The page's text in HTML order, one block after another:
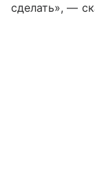
сделать», —